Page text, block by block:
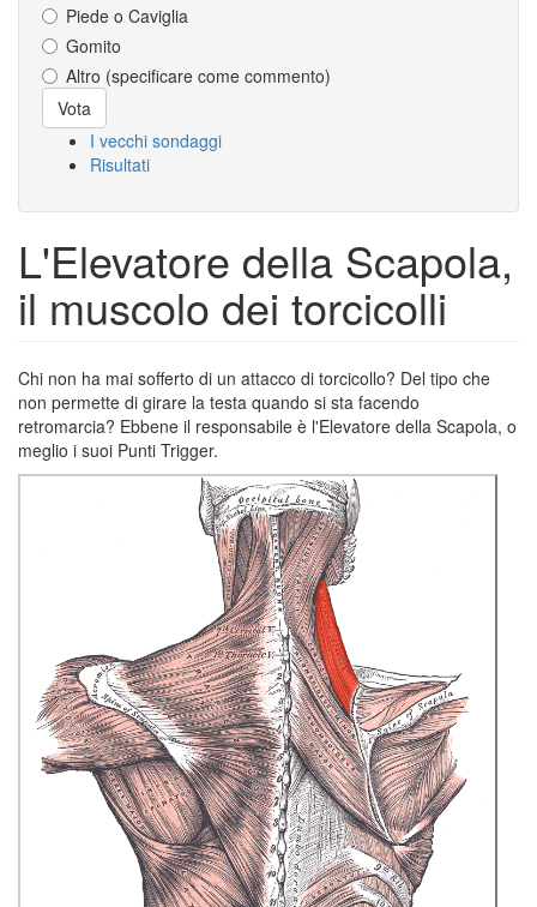
Piede o Caviglia
Gomito
Altro (specificare come commento)
Scelte
Vota
I vecchi sondaggi
Risultati
L'Elevatore della Scapola,
il muscolo dei torcicolli
Chi non ha mai sofferto di un attacco di torcicollo? Del tipo che
non permette di girare la testa quando si sta facendo
retromarcia? Ebbene il responsabile è l'Elevatore della Scapola, o
meglio i suoi Punti Trigger.